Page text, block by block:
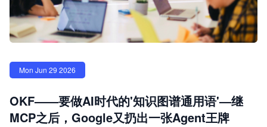
Mon Jun 29 2026
OKF——要做AI时代的'知识图谱通用语'—继
MCP之后，Google又扔出一张Agent王牌